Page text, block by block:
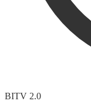
BITV 2.0